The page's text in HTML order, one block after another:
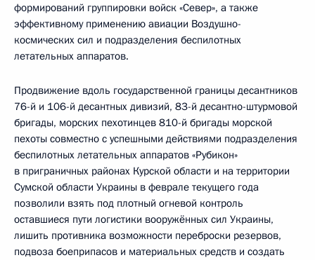
формирований группировки войск «Север», а также
эффективному применению авиации Воздушно-
космических сил и подразделения беспилотных
летательных аппаратов.
Продвижение вдоль государственной границы десантников
76-й и 106-й десантных дивизий, 83-й десантно-штурмовой
бригады, морских пехотинцев 810-й бригады морской
пехоты совместно с успешными действиями подразделения
беспилотных летательных аппаратов «Рубикон»
в приграничных районах Курской области и на территории
Сумской области Украины в феврале текущего года
позволили взять под плотный огневой контроль
оставшиеся пути логистики вооружённых сил Украины,
лишить противника возможности переброски резервов,
подвоза боеприпасов и материальных средств и создать